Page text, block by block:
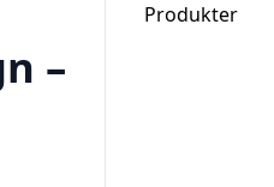
–
Produkter